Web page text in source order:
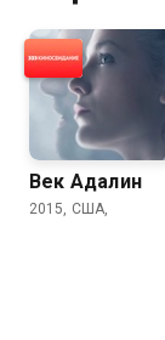
Век Адалин
2015, США,